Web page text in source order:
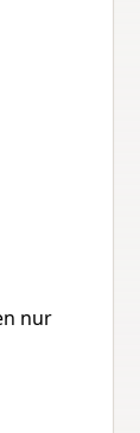
nur